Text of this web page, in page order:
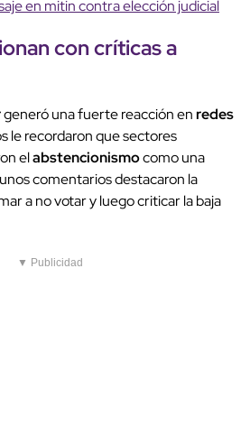
en mitin contra elección judicial
con críticas a
generó una fuerte reacción enredes
le recordaron que sectores
elabstencionismocomo una
comentarios destacaron la
a no votar y luego criticar la baja
▼ Publicidad